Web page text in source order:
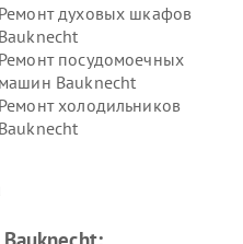
Ремонт духовых шкафов
Bauknecht
Ремонт посудомоечных
машин Bauknecht
Ремонт холодильников
Bauknecht